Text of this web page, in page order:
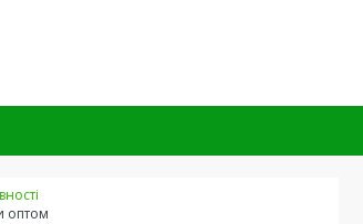
оптом